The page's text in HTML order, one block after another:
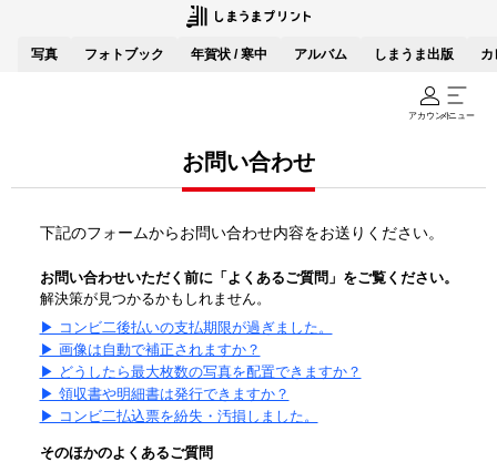
写真 フォトブック 年賀状 / 寒中 アルバム しまうま出版 カ
アカウントメニュー
お問い合わせ
下記のフォームからお問い合わせ内容をお送りください。
お問い合わせいただく前に「よくあるご質問」をご覧ください。
解決策が見つかるかもしれません。
▶ コンビ二後払いの支払期限が過ぎました。
▶ 画像は自動で補正されますか？
▶ どうしたら最大枚数の写真を配置できますか？
▶ 領収書や明細書は発行できますか？
▶ コンビ二払込票を紛失・汚損しました。
そのほかのよくあるご質問